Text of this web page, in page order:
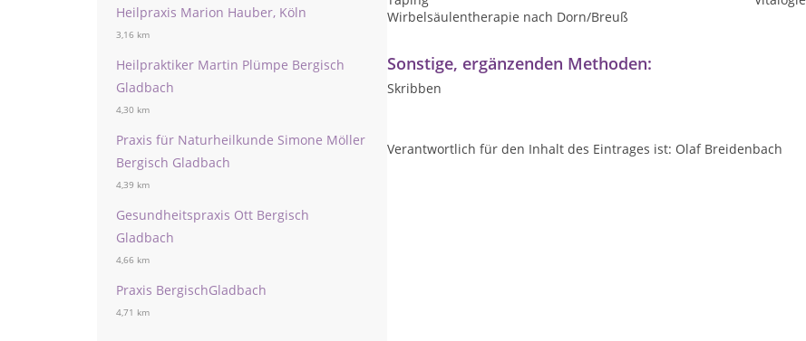
Heilpraxis Marion Hauber, Köln
3,16 km
Heilpraktiker Martin Plümpe Bergisch
Gladbach
4,30 km
Praxis für Naturheilkunde Simone Möller
Bergisch Gladbach
4,39 km
Gesundheitspraxis Ott Bergisch
Gladbach
4,66 km
Praxis BergischGladbach
4,71 km
Wirbelsäulentherapie nach Dorn/Breuß
Sonstige, ergänzenden Methoden:
Skribben
Verantwortlich für den Inhalt des Eintrages ist: Olaf Breidenbach